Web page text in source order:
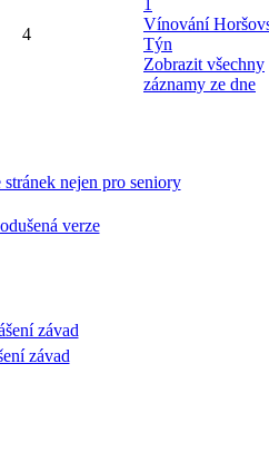
4
Vínování
Týn
Zobrazit všechny
záznamy ze dne
nejen pro seniory
závad